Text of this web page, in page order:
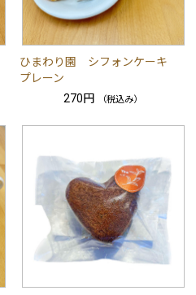
ひまわり園 シフォンケーキ
プレーン
270円
（税込み）